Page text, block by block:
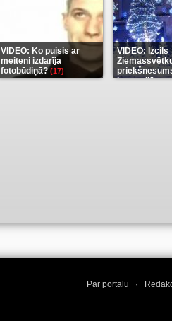
VIDEO: Ko puisis ar
meiteni izdarīja
fotobūdiņā?(17)
VIDEO: Izcils
karu stilā(7)
Par portālu ·